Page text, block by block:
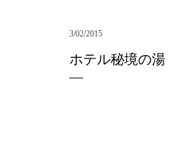
3/02/2015
ホテル秘境の湯